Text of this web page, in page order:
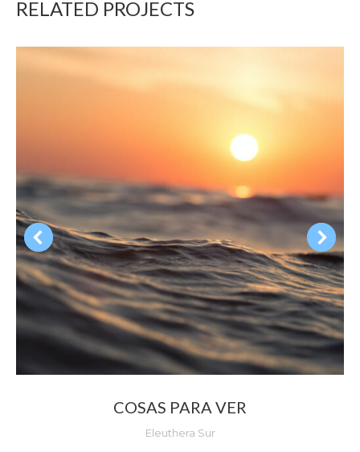
RELATED PROJECTS
COSAS PARA VER
Eleuthera Sur